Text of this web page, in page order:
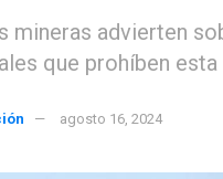
mineras advierten
que prohíben
agosto 16, 2024